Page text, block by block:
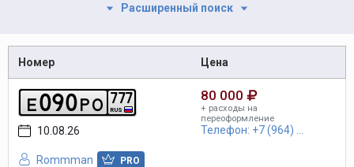
Расширенный поиск
Номер Цена
e090po RUS
777
10.08.26
Rommman PRO
80 000
+ расходы на
переоформление
Телефон: +7 (964) ...